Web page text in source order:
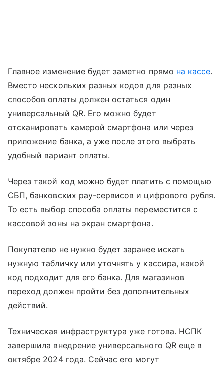
Главное изменение будет заметно прямо на кассе.
Вместо нескольких разных кодов для разных
способов оплаты должен остаться один
универсальный QR. Его можно будет
отсканировать камерой смартфона или через
приложение банка, а уже после этого выбрать
удобный вариант оплаты.
Через такой код можно будет платить с помощью
СБП, банковских pay-сервисов и цифрового рубля.
То есть выбор способа оплаты переместится с
кассовой зоны на экран смартфона.
Покупателю не нужно будет заранее искать
нужную табличку или уточнять у кассира, какой
код подходит для его банка. Для магазинов
переход должен пройти без дополнительных
действий.
Техническая инфраструктура уже готова. НСПК
завершила внедрение универсального QR еще в
октябре 2024 года. Сейчас его могут